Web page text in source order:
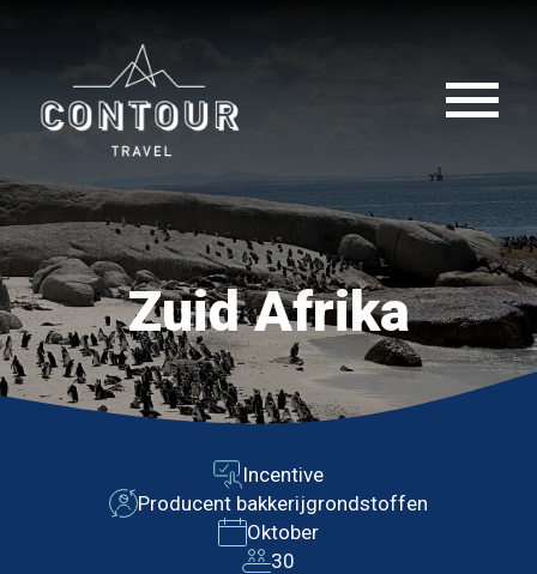
Zuid Afrika
Incentive
Producent bakkerijgrondstoffen
Oktober
30